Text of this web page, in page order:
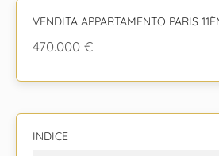
VENDITA APPARTAMENTO PARIS
470.000 €
INDICE